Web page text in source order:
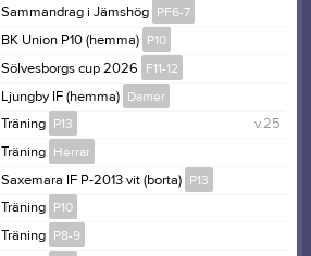
Sammandrag i Jämshög PF6-7
BK Union P10 (hemma) P10
Sölvesborgs cup 2026 F11-12
Ljungby IF (hemma) Damer
v.25
Träning P13
Träning Herrar
Saxemara IF P-2013 vit (borta) P13
Träning P10
Träning P8-9